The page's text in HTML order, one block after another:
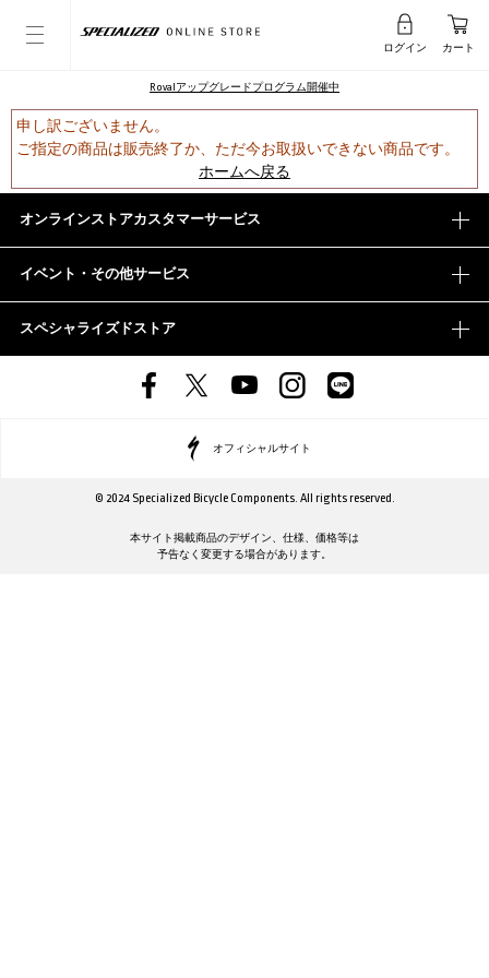
ログイン カート
Rovalアップグレードプログラム開催中
申し訳ございません。
ご指定の商品は販売終了か、ただ今お取扱いできない商品です。
ホームへ戻る
オンラインストアカスタマーサービス
イベント・その他サービス
スペシャライズドストア
オフィシャルサイト
© 2024 Specialized Bicycle Components. All rights reserved.
本サイト掲載商品のデザイン、仕様、価格等は
予告なく変更する場合があります。